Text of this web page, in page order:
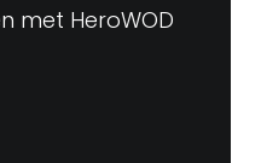
met HeroWOD